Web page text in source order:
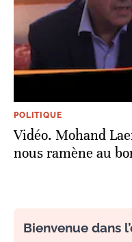
POLITIQUE
Vidéo. Mohand
nous ramène au
Bienvenue dans